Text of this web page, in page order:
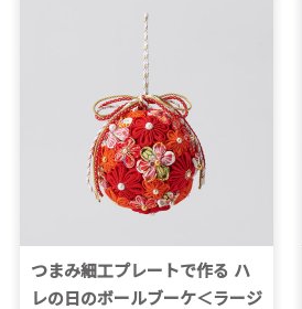
つまみ細工プレートで作る ハ
レの日のボールブーケ＜ラージ